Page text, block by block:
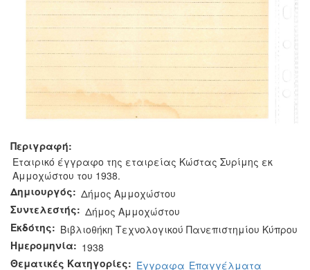
Περιγραφή:
Εταιρικό έγγραφο της εταιρείας Κώστας Συρίμης εκ
Αμμοχώστου του 1938.
Δημιουργός: Δήμος Αμμοχώστου
Συντελεστής: Δήμος Αμμοχώστου
Εκδότης: Βιβλιοθήκη Τεχνολογικού Πανεπιστημίου Κύπρου
Ημερομηνία: 1938
Θεματικές Κατηγορίες: Έγγραφα Επαγγέλματα